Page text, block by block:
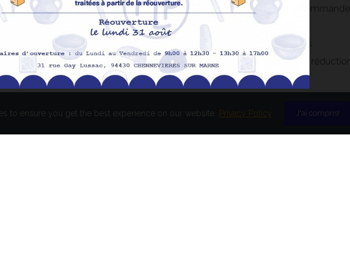
Meilleures ventes
Historique commandes
Avoirs
Mes bons de réduction
to ensure you get the best experience on our website. Privacy Policy J'ai compris!